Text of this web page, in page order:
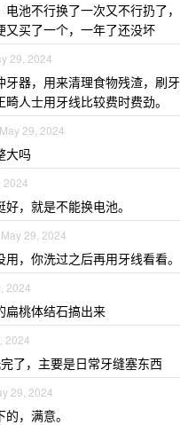
电池不行换了一次又不行扔了
又买了一个，一年了还没坏
29, 2024
器，用来清理食物残渣，刷牙
人士用牙线比较费时费劲。
May 29, 2024
大吗
2024
，就是不能换电池。
May 29, 2024
，你洗过之后再用牙线看看。
2024
扁桃体结石搞出来
2024
了，主要是日常牙缝塞东西
29, 2024
，满意。